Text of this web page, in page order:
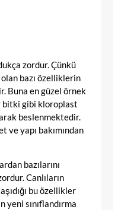
zordur. Çünkü
olan bazı özelliklerin
Buna en güzel örnek
bitki gibi kloroplast
beslenmektedir.
ve yapı bakımından
bazılarını
Canlıların
bu özellikler
yeni sınıflandırma